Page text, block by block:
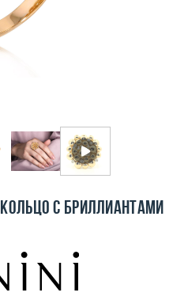
с бриллиантами